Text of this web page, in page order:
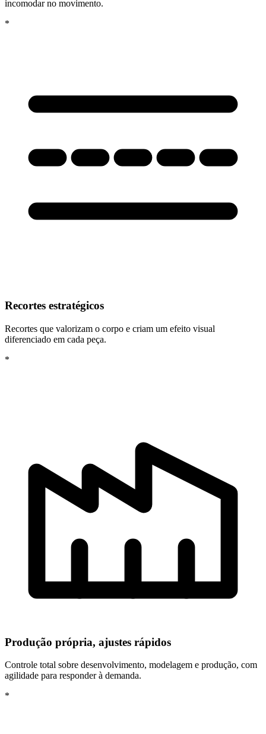
incomodar no movimento.
*
Recortes estratégicos
Recortes que valorizam o corpo e criam um efeito visual
diferenciado em cada peça.
*
Produção própria, ajustes rápidos
Controle total sobre desenvolvimento, modelagem e produção, com
agilidade para responder à demanda.
*